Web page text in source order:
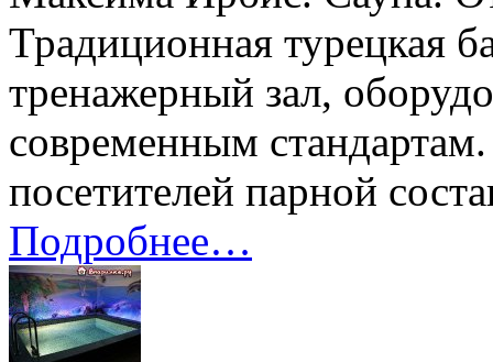
Традиционная турецкая
тренажерный зал,
современным
посетителей парной
Подробнее…